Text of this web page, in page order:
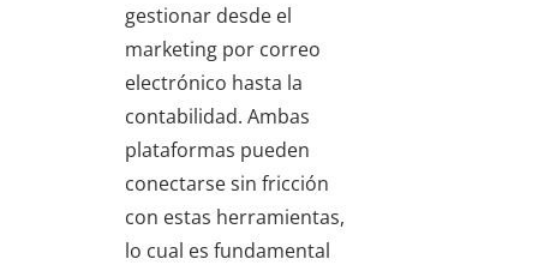
gestionar desde el
marketing por correo
electrónico hasta la
contabilidad. Ambas
plataformas pueden
conectarse sin fricción
con estas herramientas,
lo cual es fundamental